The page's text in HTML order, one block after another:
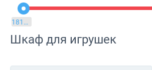
181800
Шкаф для игрушек